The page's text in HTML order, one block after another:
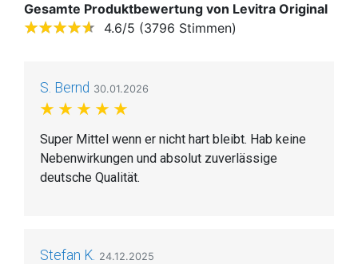
Gesamte Produktbewertung von Levitra Original
4.6/5 (3796 Stimmen)
S. Bernd 30.01.2026
Super Mittel wenn er nicht hart bleibt. Hab keine
Nebenwirkungen und absolut zuverlässige
deutsche Qualität.
Stefan K. 24.12.2025